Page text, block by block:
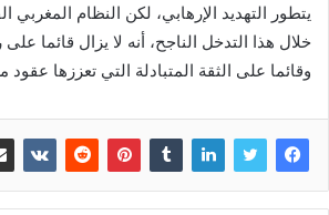
يتطور التهديد الإرهابي، لكن النظام
خلال هذا التدخل الناجح، أنه لا يزال قائما
وقائما على الثقة المتبادلة التي تعززها عقود